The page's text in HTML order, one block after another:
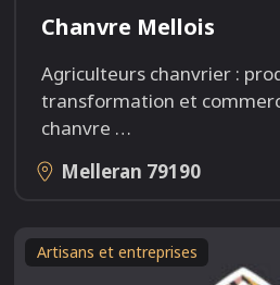
Chanvre Mellois
Agriculteurs chanvrier :
transformation et
chanvre …
Melleran 79190
Artisans et entreprises